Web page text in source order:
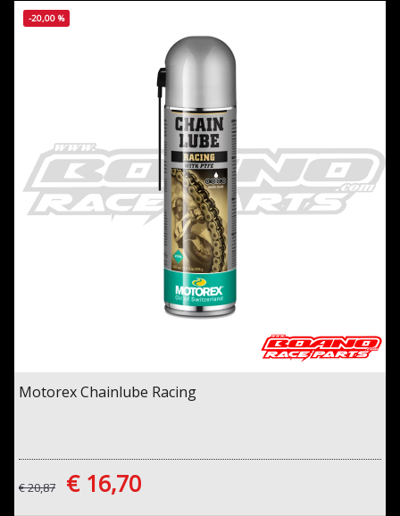
-20,00 %
Motorex Chainlube Racing
€ 20,87 € 16,70